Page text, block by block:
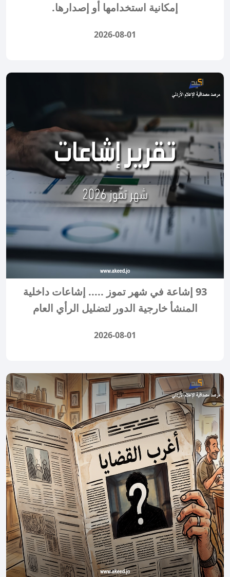
إمكانية استخدامها أو إصدارها.
2026-08-01
93 إشاعة في شهر تموز ..... إشاعات داخلية
المنشأ خارجية الدور لتضليل الرأي العام
2026-08-01